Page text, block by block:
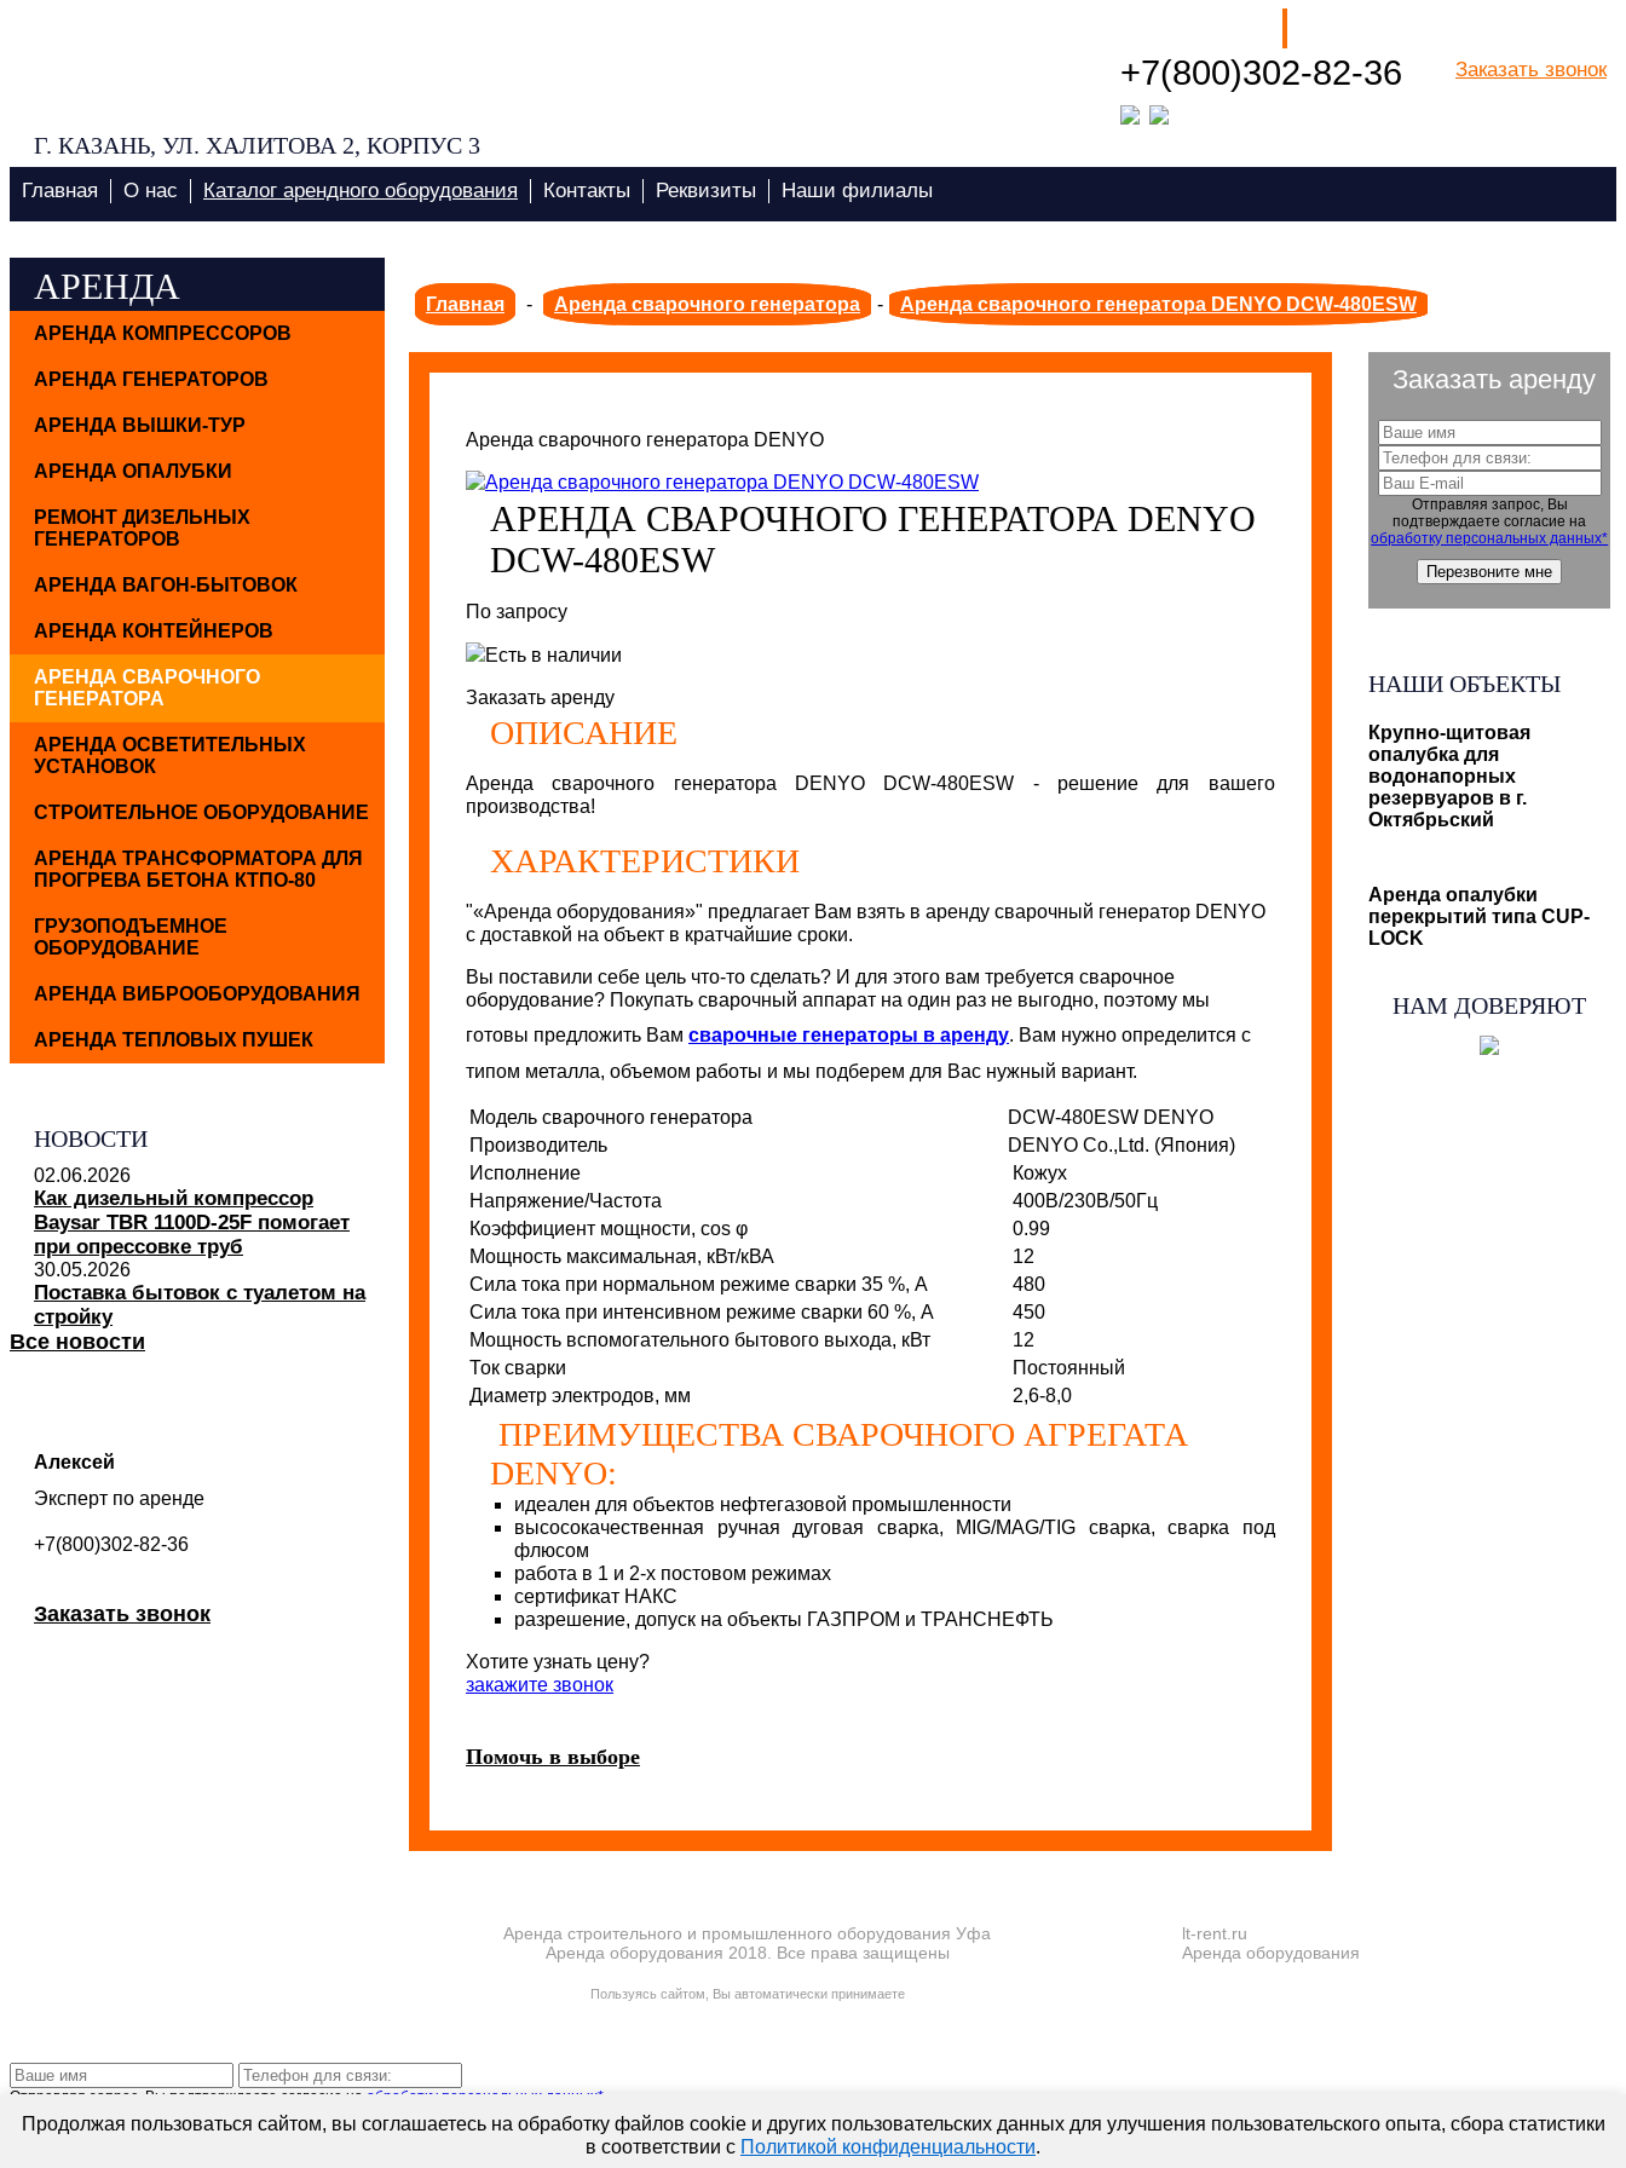
Г. КАЗАНЬ, УЛ. ХАЛИТОВА 2, КОРПУС 3
+7(800)302-82-36 Заказать звонок
Посмотреть все города РФ
Главная О нас Каталог арендного оборудования Контакты Реквизиты Наши филиалы
Главная - Аренда сварочного генератора - Аренда сварочного генератора DENYO DCW-480ESW
Аренда сварочного генератора DENYO
АРЕНДА СВАРОЧНОГО ГЕНЕРАТОРА DENYO
DCW-480ESW
По запросу
Есть в наличии
Заказать аренду
ОПИСАНИЕ
Аренда сварочного генератора DENYO DCW-480ESW - решение для вашего
производства!
ХАРАКТЕРИСТИКИ
"«Аренда оборудования»" предлагает Вам взять в аренду сварочный генератор DENYO
с доставкой на объект в кратчайшие сроки.
Вы поставили себе цель что-то сделать? И для этого вам требуется сварочное
оборудование? Покупать сварочный аппарат на один раз не выгодно, поэтому мы
готовы предложить Вам сварочные генераторы в аренду. Вам нужно определится с
типом металла, объемом работы и мы подберем для Вас нужный вариант.
Модель сварочного генератора
DCW-480ESW DENYO
Производитель
DENYO Co.,Ltd. (Япония)
Исполнение
Кожух
Напряжение/Частота
400В/230В/50Гц
Коэффициент мощности, cos φ
0.99
Мощность максимальная, кВт/кВА
12
Сила тока при нормальном режиме сварки 35 %, А
480
Сила тока при интенсивном режиме сварки 60 %, А
450
Мощность вспомогательного бытового выхода, кВт
12
Ток сварки
Постоянный
Диаметр электродов, мм
2,6-8,0
ПРЕИМУЩЕСТВА СВАРОЧНОГО АГРЕГАТА
DENYO:
идеален для объектов нефтегазовой промышленности
высосокачественная ручная дуговая сварка, MIG/MAG/TIG сварка, сварка под
флюсом
работа в 1 и 2-х постовом режимах
сертификат НАКС
разрешение, допуск на объекты ГАЗПРОМ и ТРАНСНЕФТЬ
Хотите узнать цену?
закажите звонок
Помочь в выборе
Заказать аренду
Отправляя запрос, Вы
подтверждаете согласие на
обработку персональных данных*
НАШИ ОБЪЕКТЫ
Крупно-щитовая
опалубка для
водонапорных
резервуаров в г.
Октябрьский
Аренда опалубки
перекрытий типа CUP-
LOCK
НАМ ДОВЕРЯЮТ
АРЕНДА
АРЕНДА КОМПРЕССОРОВ
АРЕНДА ГЕНЕРАТОРОВ
АРЕНДА ВЫШКИ-ТУР
АРЕНДА ОПАЛУБКИ
РЕМОНТ ДИЗЕЛЬНЫХ
ГЕНЕРАТОРОВ
АРЕНДА ВАГОН-БЫТОВОК
АРЕНДА КОНТЕЙНЕРОВ
АРЕНДА СВАРОЧНОГО
ГЕНЕРАТОРА
АРЕНДА ОСВЕТИТЕЛЬНЫХ
УСТАНОВОК
СТРОИТЕЛЬНОЕ ОБОРУДОВАНИЕ
АРЕНДА ТРАНСФОРМАТОРА ДЛЯ
ПРОГРЕВА БЕТОНА КТПО-80
ГРУЗОПОДЪЕМНОЕ
ОБОРУДОВАНИЕ
АРЕНДА ВИБРООБОРУДОВАНИЯ
АРЕНДА ТЕПЛОВЫХ ПУШЕК
НОВОСТИ
02.06.2026
Как дизельный компрессор
Baysar TBR 1100D-25F помогает
при опрессовке труб
30.05.2026
Поставка бытовок с туалетом на
стройку
Все новости
Алексей
Эксперт по аренде
+7(800)302-82-36
Заказать звонок
Аренда строительного и промышленного оборудования Уфа
Аренда оборудования 2018. Все права защищены
Пользуясь сайтом, Вы автоматически принимаете
lt-rent.ru
Аренда оборудования
Отправляя запрос, Вы подтверждаете согласие на обработку персональных данных*
Продолжая пользоваться сайтом, вы соглашаетесь на обработку файлов cookie и других пользовательских данных для улучшения пользовательского опыта, сбора статистики
в соответствии с Политикой конфиденциальности.